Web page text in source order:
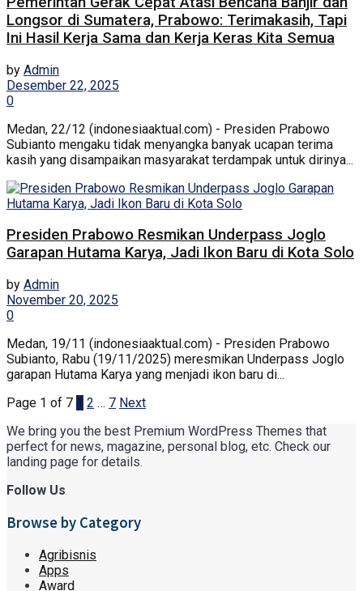
Longsor di Sumatera, Prabowo: Terimakasih, Tapi
Ini Hasil Kerja Sama dan Kerja Keras Kita Semua
by Admin
Desember 22, 2025
0
Medan, 22/12 (indonesiaaktual.com) - Presiden Prabowo
Subianto mengaku tidak menyangka banyak ucapan terima
kasih yang disampaikan masyarakat terdampak untuk dirinya...
Presiden Prabowo Resmikan Underpass Joglo
Garapan Hutama Karya, Jadi Ikon Baru di Kota Solo
by Admin
November 20, 2025
0
Medan, 19/11 (indonesiaaktual.com) - Presiden Prabowo
Subianto, Rabu (19/11/2025) meresmikan Underpass Joglo
garapan Hutama Karya yang menjadi ikon baru di...
Page 1 of 7 1 2 … 7 Next
We bring you the best Premium WordPress Themes that
perfect for news, magazine, personal blog, etc. Check our
landing page for details.
Follow Us
Browse by Category
Agribisnis
Apps
Award